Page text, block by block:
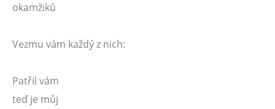
okamžiků
Vezmu vám každý z nich:
Patřil vám
teď je můj